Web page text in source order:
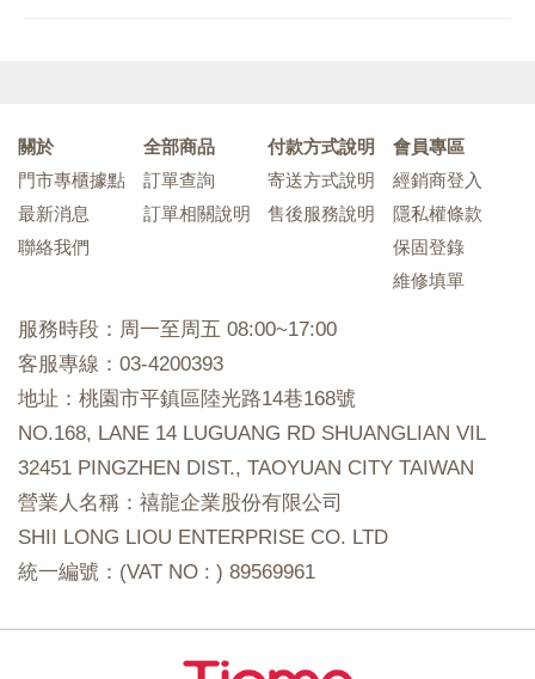
關於
門市專櫃據點
最新消息
聯絡我們
全部商品
訂單查詢
訂單相關說明
付款方式說明
寄送方式說明
售後服務說明
會員專區
經銷商登入
隱私權條款
保固登錄
維修填單
服務時段：周一至周五 08:00~17:00
客服專線：03-4200393
地址：桃園市平鎮區陸光路14巷168號
NO.168, LANE 14 LUGUANG RD SHUANGLIAN VIL
32451 PINGZHEN DIST., TAOYUAN CITY TAIWAN
營業人名稱：禧龍企業股份有限公司
SHII LONG LIOU ENTERPRISE CO. LTD
統一編號：(VAT NO : ) 89569961